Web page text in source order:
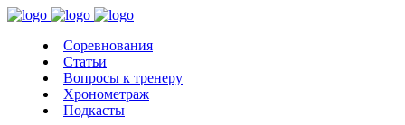
Соревнования
Статьи
Вопросы к тренеру
Хронометраж
Подкасты